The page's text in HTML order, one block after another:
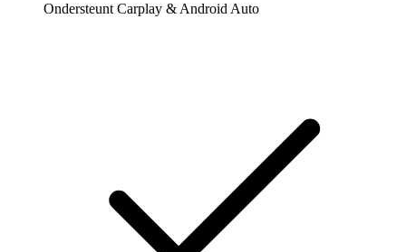
Ondersteunt Carplay & Android Auto